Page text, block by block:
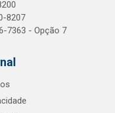
8207
7363 - Opção 7